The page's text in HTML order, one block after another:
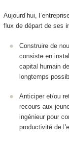
Aujourd’hui,
flux de départ de ses
Construire de
consiste en
capital humain
longtemps
Anticiper et/ou
recours aux
ingénieur pour
productivité de